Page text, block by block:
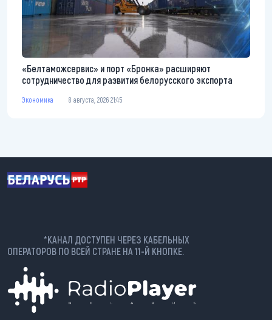
«Белтаможсервис» и порт «Бронка» расширяют
сотрудничество для развития белорусского экспорта
Экономика 8 августа, 2026 21:45
*КАНАЛ ДОСТУПЕН ЧЕРЕЗ КАБЕЛЬНЫХ
ОПЕРАТОРОВ ПО ВСЕЙ СТРАНЕ НА 11-Й КНОПКЕ.